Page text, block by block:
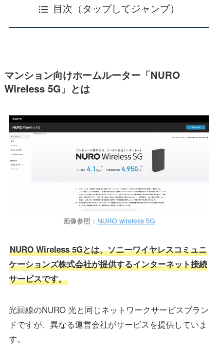
目次（タップしてジャンプ）
マンション向けホームルーター「NURO
Wireless 5G」とは
画像参照： NURO wireless 5G
NURO Wireless 5Gとは、ソニーワイヤレスコミュニ
ケーションズ株式会社が提供するインターネット接続
サービスです。
光回線のNURO 光と同じネットワークサービスブラン
ドですが、異なる運営会社がサービスを提供していま
す。